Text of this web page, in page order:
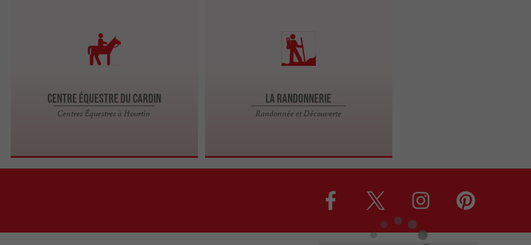
Centre équestre du Cardin
Centres Équestres à Hourtin
La Randonnerie
Randonnée et Découverte